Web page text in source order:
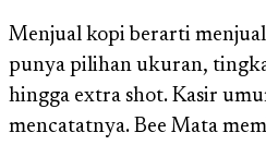
Menjual kopi berarti
punya pilihan ukuran,
hingga extra shot. Kasir
mencatatnya. Bee Mata